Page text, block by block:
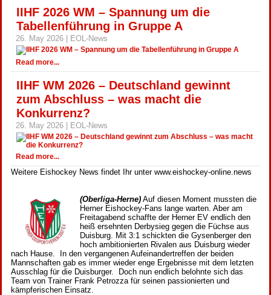
IIHF 2026 WM – Spannung um die
Tabellenführung in Gruppe A
26. May 2026 | EOL-News
Read more...
IIHF WM 2026 – Deutschland gewinnt
zum Abschluss – was macht die
Konkurrenz?
26. May 2026 | EOL-News
Read more...
Weitere Eishockey News findet Ihr unter www.eishockey-online.news
(Oberliga-Herne) Auf diesen Moment mussten die
Herner Eishockey-Fans lange warten. Aber am
Freitagabend schaffte der Herner EV endlich den
heiß ersehnten Derbysieg gegen die Füchse aus
Duisburg. Mit 3:1 schickten die Gysenberger den
hoch ambitionierten Rivalen aus Duisburg wieder
nach Hause. In den vergangenen Aufeinandertreffen der beiden
Mannschaften gab es immer wieder enge Ergebnisse mit dem letzten
Ausschlag für die Duisburger. Doch nun endlich belohnte sich das
Team von Trainer Frank Petrozza für seinen passionierten und
kämpferischen Einsatz.